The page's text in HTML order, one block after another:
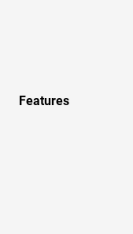
Features